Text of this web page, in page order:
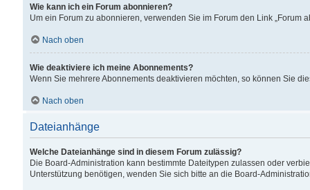
Wie kann ich ein Forum abonnieren?
Um ein Forum zu abonnieren, verwenden Sie im Forum den Link „Forum
Nach oben
Wie deaktiviere ich meine Abonnements?
Wenn Sie mehrere Abonnements deaktivieren möchten, so können Sie
Nach oben
Dateianhänge
Welche Dateianhänge sind in diesem Forum zulässig?
Die Board-Administration kann bestimmte Dateitypen zulassen oder
Unterstützung benötigen, wenden Sie sich bitte an die Board-